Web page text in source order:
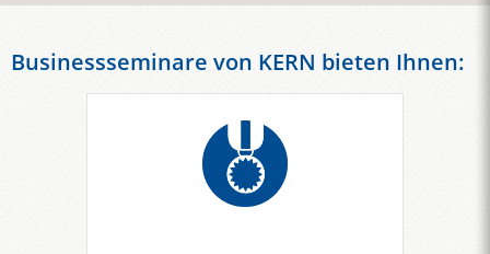
Businessseminare von KERN bieten Ihnen: